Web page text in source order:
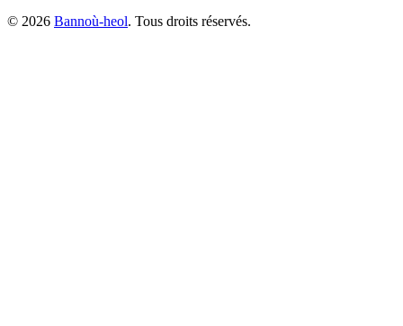
© 2026 Bannoù-heol. Tous droits réservés.